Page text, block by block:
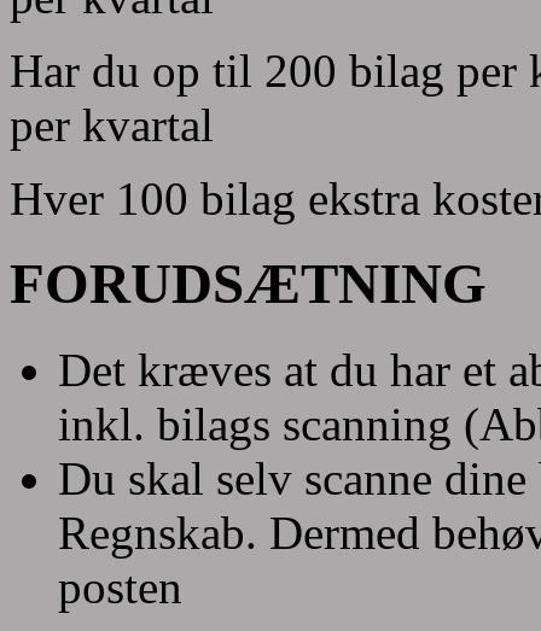
Har du op til 200 bilag per
per kvartal
Hver 100 bilag ekstra
FORUDSÆTNING
Det kræves at du har et
inkl. bilags scanning
Du skal selv scanne
Regnskab. Dermed
posten